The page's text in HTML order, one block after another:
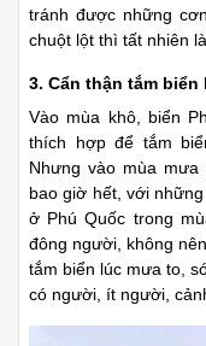
tránh được những
chuột lột thì tất nhiên
3. Cẩn thận tắm
Vào mùa khô, biển
thích hợp để tắm
Nhưng vào mùa
bao giờ hết, với
ở Phú Quốc trong
đông người, không
tắm biển lúc mưa to,
có người, ít người,